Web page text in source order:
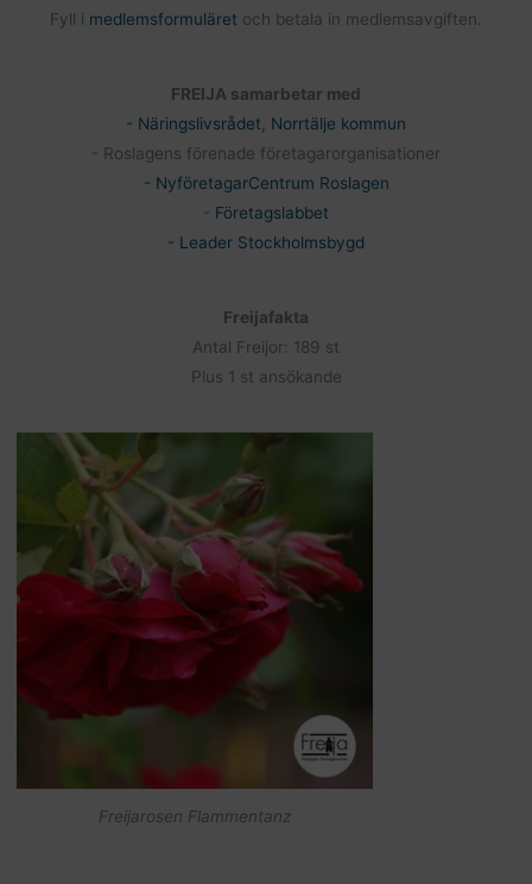
Fyll i medlemsformuläret och betala in medlemsavgiften.
FREIJA samarbetar med
- Näringslivsrådet, Norrtälje kommun
- Roslagens förenade företagarorganisationer
- NyföretagarCentrum Roslagen
Företagslabbet
- Leader Stockholmsbygd
Freijafakta
Antal Freijor: 189 st
Plus 1 st ansökande
Freijarosen Flammentanz